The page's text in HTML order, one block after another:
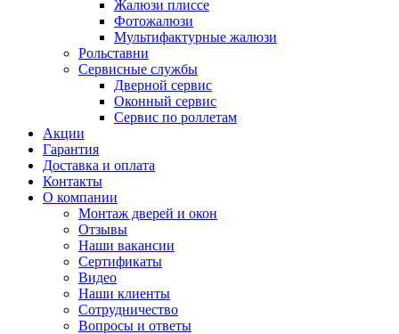
Жалюзи плиссе
Фотожалюзи
Мультифактурные жалюзи
Рольставни
Сервисные службы
Дверной сервис
Оконный сервис
Сервис по роллетам
Акции
Гарантия
Доставка и оплата
Контакты
О компании
Монтаж дверей и окон
Отзывы
Наши вакансии
Сертификаты
Видео
Наши клиенты
Сотрудничество
Вопросы и ответы